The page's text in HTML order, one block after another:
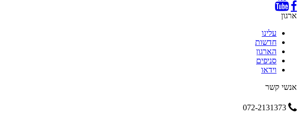
ארגון
עלינו
חדשות
הארגון
סניפים
וידאו
אנשי קשר